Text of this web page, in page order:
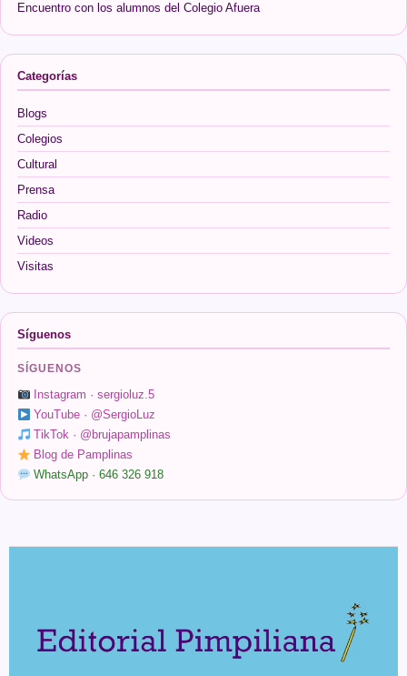
Encuentro con los alumnos del Colegio Afuera
Categorías
Blogs
Colegios
Cultural
Prensa
Radio
Videos
Visitas
Síguenos
SÍGUENOS
Instagram · sergioluz.5
YouTube · @SergioLuz
TikTok · @brujapamplinas
Blog de Pamplinas
WhatsApp · 646 326 918